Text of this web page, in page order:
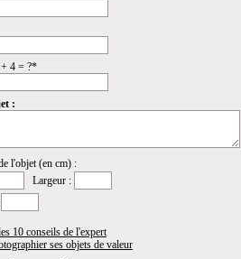
+ 4 = ?*
:
l'objet (en cm) :
Largeur :
10 conseils de l'expert
ses objets de valeur